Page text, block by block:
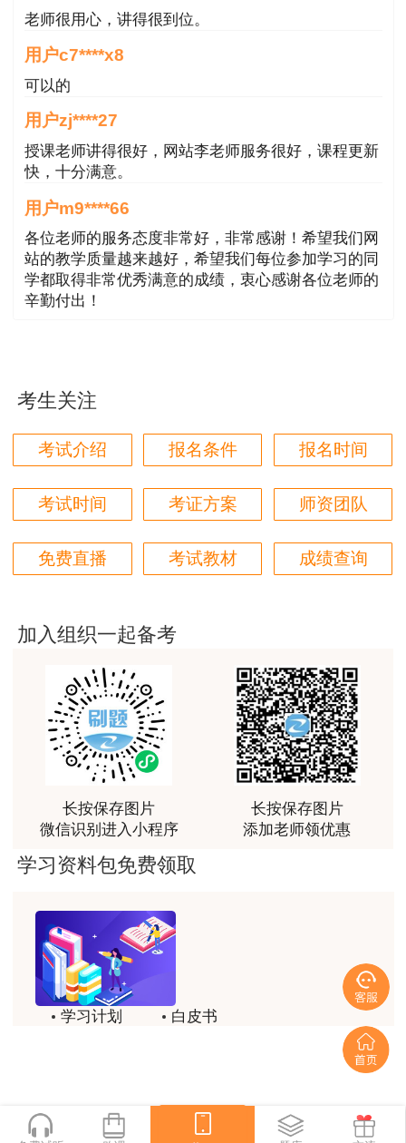
一级建造师合格标准
《建设工程经济》 60分
《建设工程项目管理》 78分
《专业工程管理与实务》 均为96分
程、通信与广电工程、矿业工程、机电工程
说明：因考试政策、内容不断变化与调整，建
设工程教育网提供的以上信息仅供参考，如有异议
请考生以权威部门公布的内容为准！
老师很用心，讲得很到位。
用户c7****x8
可以的
用户zj****27
授课老师讲得很好，网站李老师服务很好，课程更新
快，十分满意。
用户m9****66
各位老师的服务态度非常好，非常感谢！希望我们网
站的教学质量越来越好，希望我们每位参加学习的同
学都取得非常优秀满意的成绩，衷心感谢各位老师的
辛勤付出！
们网站教学质量越来越高。祝大家都取得满意的结
果！
用户m5****66
用户m5****66
3位老师，讲的都非常的好
用户m9****88
俗易懂，重点突出，模拟题质量高，押题卷压中的知
识点很多，尤其是实务简答题秘籍压中将近70%的小
问，让小白学员也能一次过四门，十分给力，值得推
荐[强][强]
用户jl****un
感谢教育网的多年支持与培养。
老师讲课认真负责，要点突出；我考试通过了。
用户m9****66
用户ch****15
达老师的课程讲的非常好
用户s****02
喜欢达老师的讲课
用户s****02
考生关注
考试介绍 报名条件 报名时间
考试时间 考证方案 师资团队
免费直播 考试教材 成绩查询
加入组织一起备考
长按保存图片
微信识别进入小程序
长按保存图片
添加老师领优惠
学习资料包免费领取
学习计划
白皮书